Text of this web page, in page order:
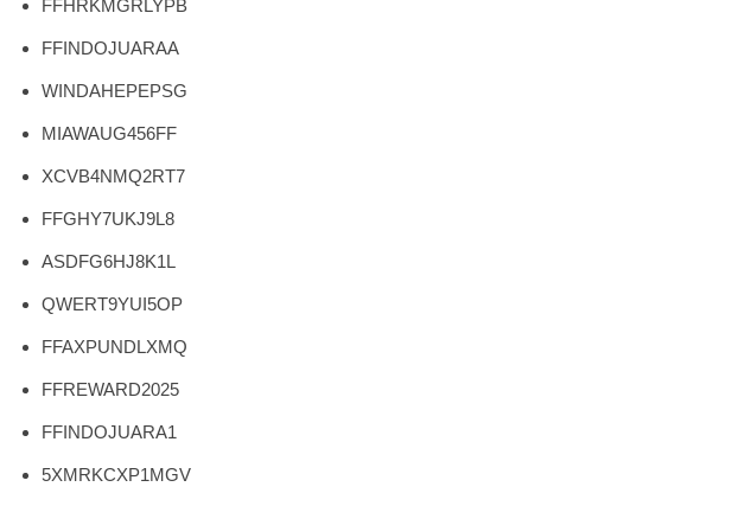
FFHRKMGRLYPB
FFINDOJUARAA
WINDAHEPEPSG
MIAWAUG456FF
XCVB4NMQ2RT7
FFGHY7UKJ9L8
ASDFG6HJ8K1L
QWERT9YUI5OP
FFAXPUNDLXMQ
FFREWARD2025
FFINDOJUARA1
5XMRKCXP1MGV